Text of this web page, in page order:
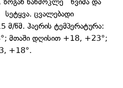
ცვალებადი
მ/წმ. ჰაერის ტემპერატურა:
მთაში დღისით +18, +23°;
+18°.